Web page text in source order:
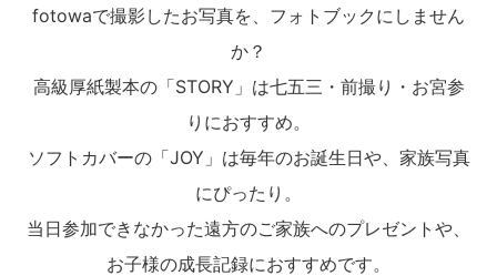
fotowaで撮影したお写真を、フォトブックにしません
か？
高級厚紙製本の「STORY」は七五三・前撮り・お宮参
りにおすすめ。
ソフトカバーの「JOY」は毎年のお誕生日や、家族写真
にぴったり。
当日参加できなかった遠方のご家族へのプレゼントや、
お子様の成長記録におすすめです。